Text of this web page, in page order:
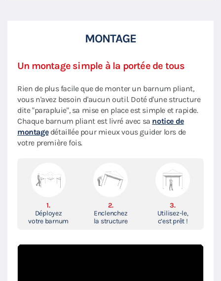
MONTAGE
Un montage simple à la portée de tous
Rien de plus facile que de monter un barnum pliant,
vous n'avez besoin d'aucun outil. Doté d'une structure
dite "parapluie", sa mise en place est simple et rapide.
Chaque barnum pliant est livré avec sa notice de
montagedétaillée pour mieux vous guider lors de
votre première fois.
1.
Déployez
votre barnum
2.
Enclenchez
la structure
3.
Utilisez-le,
c’est prêt !